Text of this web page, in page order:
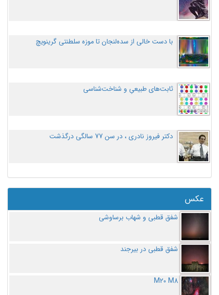
با دست خالی از سده‌لنجان تا موزه سلطنتی گرینویچ
ثابت‌های طبیعیِ و شناخت‌شناسی
دکتر فیروز نادری ، در سن 77 سالگی درگذشت
عکس
شفق قطبی و شهاب برساوشی
شفق قطبی در بیرجند
M20 M8